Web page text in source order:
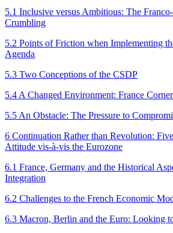
5.1 Inclusive versus Ambitious: The
Crumbling
5.2 Points of Friction when Implementing
Agenda
5.3 Two Conceptions of the CSDP
5.4 A Changed Environment: France
5.5 An Obstacle: The Pressure to
6 Continuation Rather than Revolution:
Attitude vis-à-vis the Eurozone
6.1 France, Germany and the Historical
Integration
6.2 Challenges to the French Economic
6.3 Macron, Berlin and the Euro: Looking